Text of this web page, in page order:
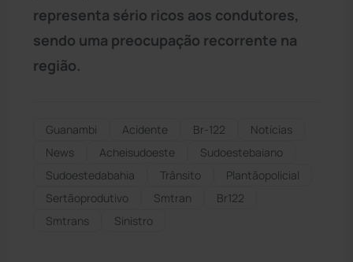
representa sério ricos aos condutores,
sendo uma preocupação recorrente na
região.
Guanambi Acidente Br-122
Notícias
News
Acheisudoeste
Sudoestebaiano
Sudoestedabahia
Trânsito
Plantãopolicial
Sertãoprodutivo
Smtran
Br122
Smtrans
Sinistro